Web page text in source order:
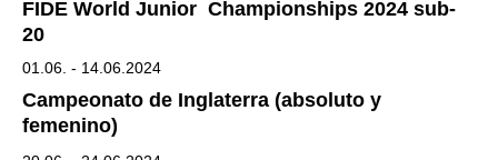
FIDE World Junior Championships 2024 sub-
20
01.06. - 14.06.2024
Campeonato de Inglaterra (absoluto y
femenino)